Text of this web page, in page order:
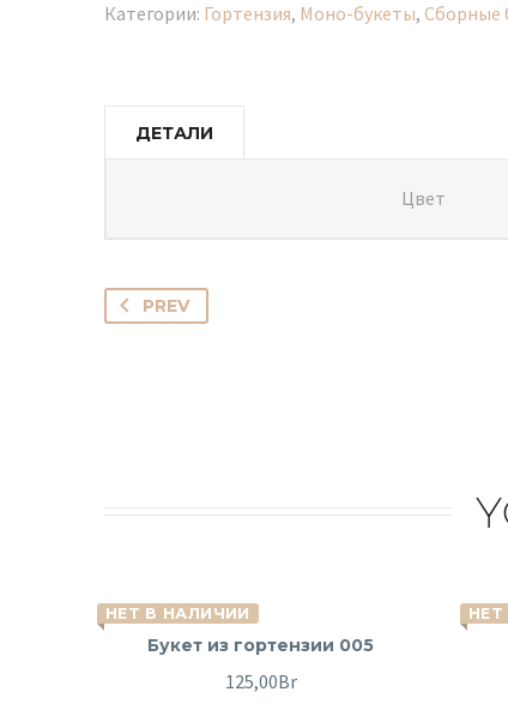
Категории: Гортензия, Моно-букеты, Сборные
ДЕТАЛИ
Цвет
PREV
НЕТ В НАЛИЧИИ
Букет из гортензии 005
125,00Br